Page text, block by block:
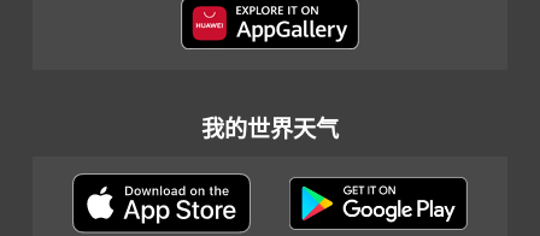
我的世界天气